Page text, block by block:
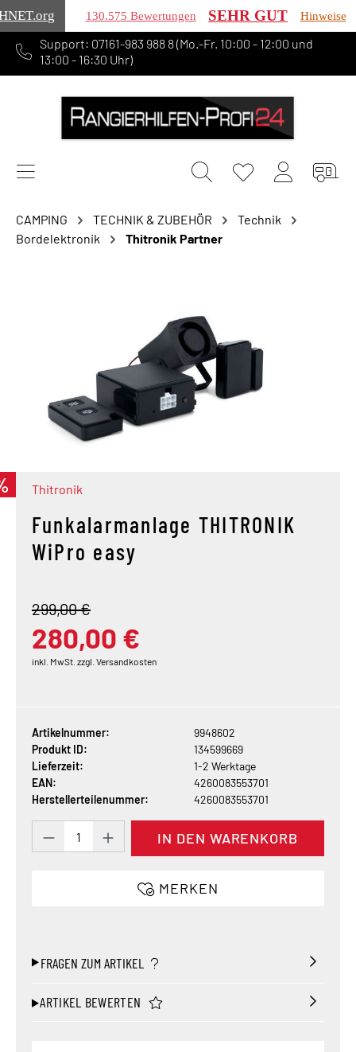
.org 130.575 Bewertungen SEHR GUT Hinweise
springen
Support: 07161-983 988 8 (Mo.-Fr. 10:00 - 12:00 und
13:00 - 16:30 Uhr)
CAMPING TECHNIK & ZUBEHÖR
Technik
Bordelektronik
Thitronik Partner
Thitronik
Funkalarmanlage THITRONIK
WiPro easy
280,00 €
299,00 €
inkl. MwSt. zzgl. Versandkosten
Artikelnummer:
9948602
Produkt ID:
134599669
Lieferzeit:
1-2 Werktage
EAN:
4260083553701
Herstellerteilenummer:
4260083553701
Produkt Anzahl: Gib den gewünschten
IN DEN WARENKORB
MERKEN
FRAGEN ZUM ARTIKEL
ARTIKEL BEWERTEN